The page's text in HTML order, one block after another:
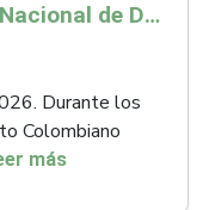
ICA superó la meta del Plan Nacional de Desarrollo y abrió 61 mercados internacionales
Durante los
Colombiano
más